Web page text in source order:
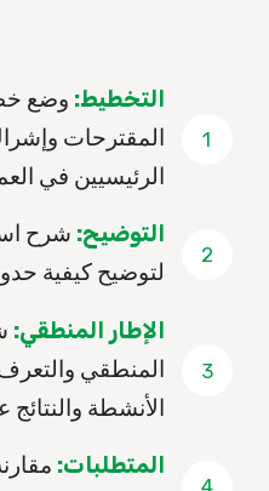
1
التخطيط: وضع
المقترحات
الرئيسيين في
2
التوضيح: شرح
لتوضيح كيفية
3
الإطار المنطقي:
المنطقي
الأنشطة
4
المتطلبات: